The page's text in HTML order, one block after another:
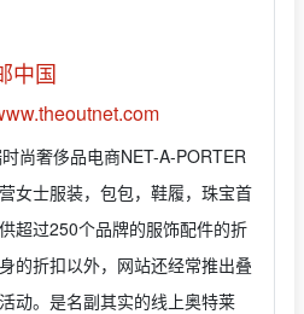
中国
尚奢侈品电商NET-A-PORTER
女士服装，包包，鞋履，珠宝首
超过250个品牌的服饰配件的折
的折扣以外，网站还经常推出叠
动。是名副其实的线上奥特莱